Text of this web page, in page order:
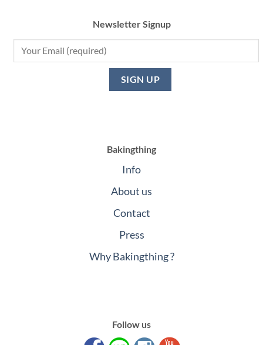
Newsletter Signup
Bakingthing
Info
About us
Contact
Press
Why Bakingthing ?
Follow us